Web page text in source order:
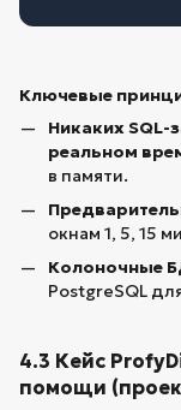
Ключевые
Никаких
реальном
в памяти.
окнам 1, 5, 15
Колоночные
PostgreSQL
4.3 Кейс
помощи